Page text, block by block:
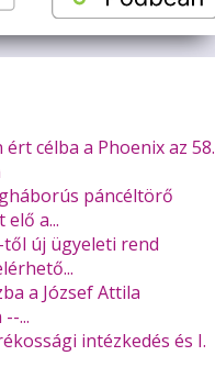
ért célba a Phoenix az 58.
páncéltörő
a...
új ügyeleti rend
a József Attila
...
intézkedés és I.